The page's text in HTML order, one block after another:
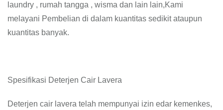
laundry , rumah tangga , wisma dan lain lain,Kami
melayani Pembelian di dalam kuantitas sedikit ataupun
kuantitas banyak.
Spesifikasi Deterjen Cair Lavera
Deterjen cair lavera telah mempunyai izin edar kemenkes,